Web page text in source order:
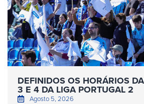
DEFINIDOS OS HORÁRIOS
3 E 4 DA LIGA PORTUGAL 2
Agosto 5, 2026